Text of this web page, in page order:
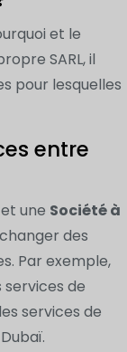
et le
SARL, il
pour lesquelles
entre
et une Société à
des
Par exemple,
services de
services de